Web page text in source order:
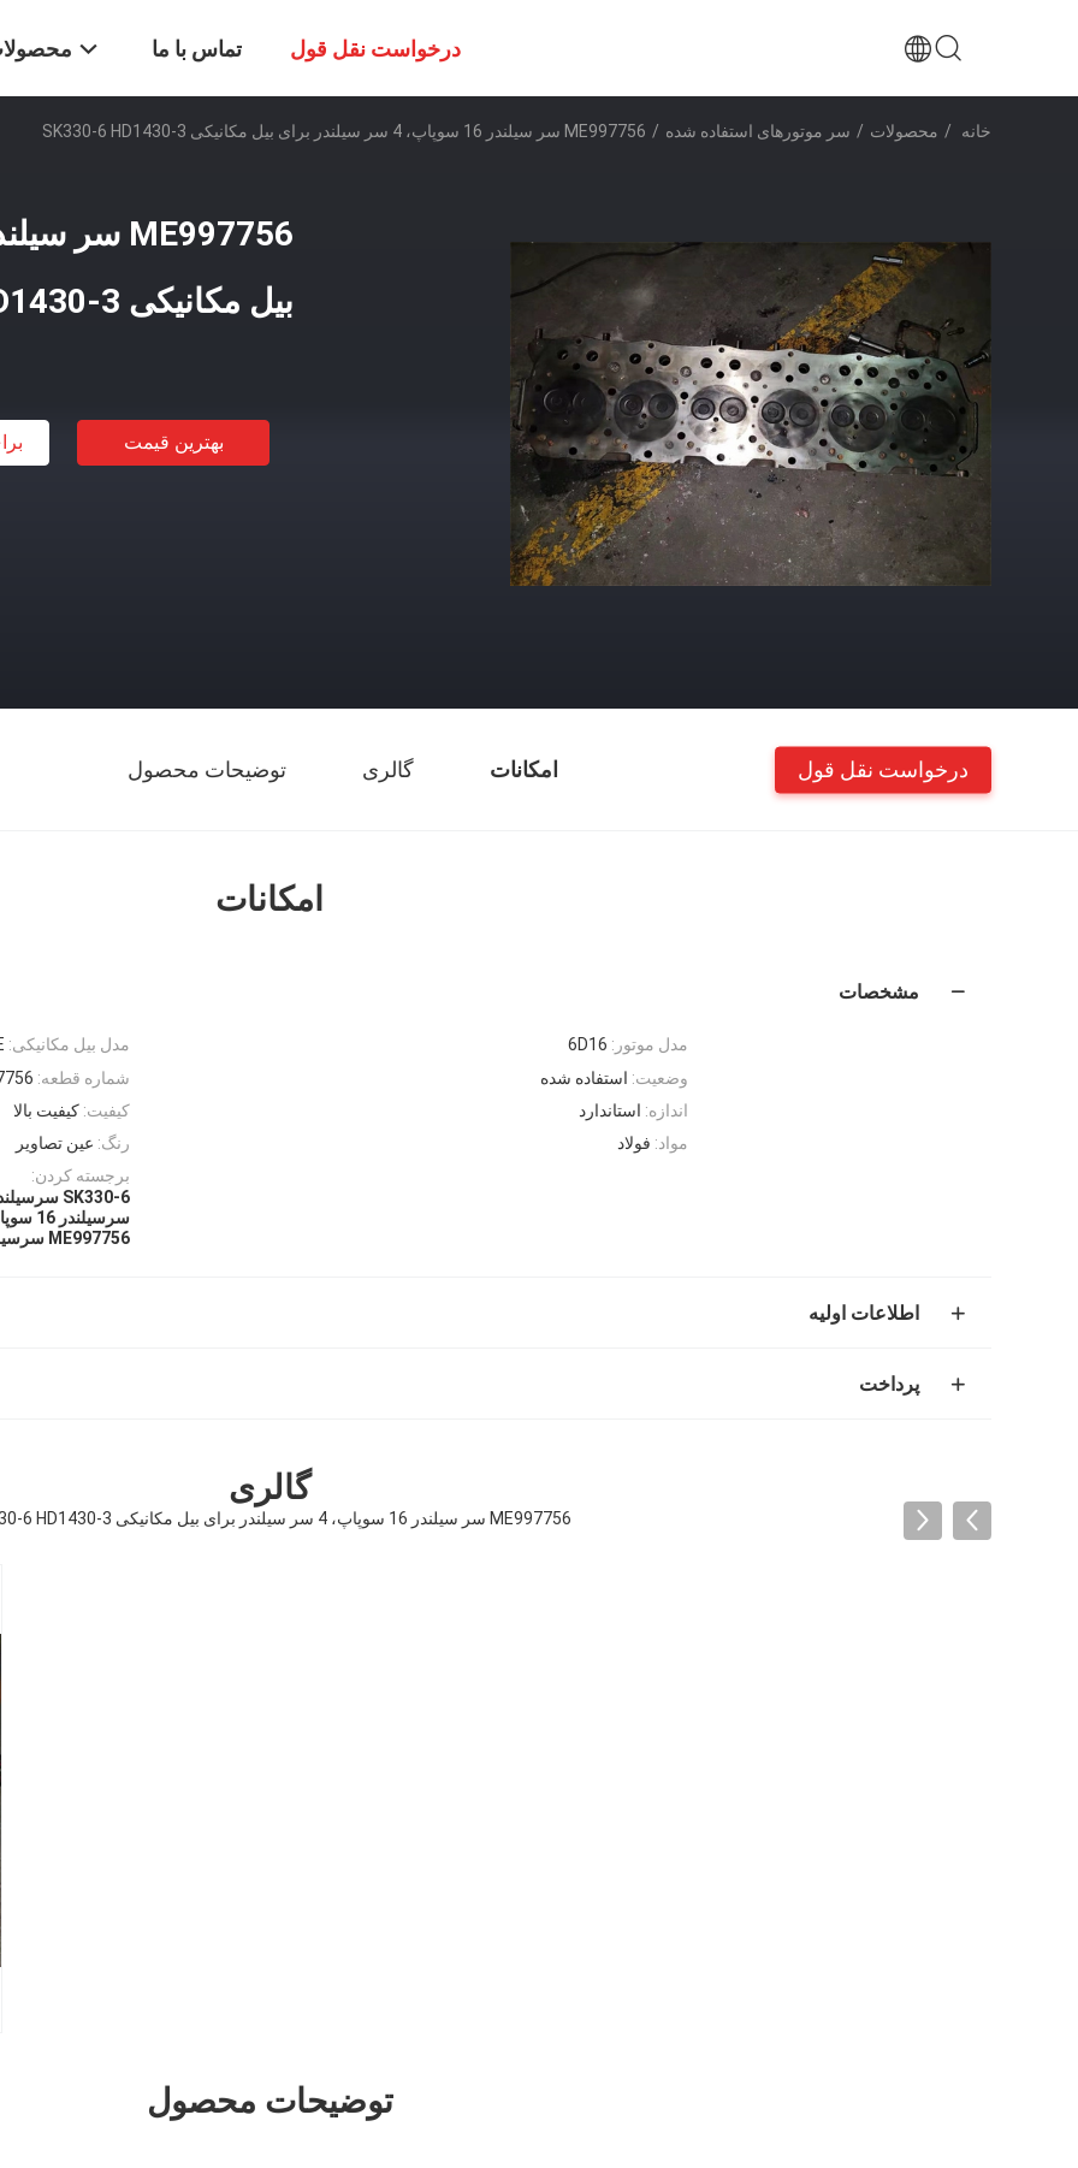
تماس با ما درخواست نقل قول
خانه / محصولات / سر موتورهای استفاده شده / ME997756 سر سیلندر 16 سوپاپ، 4 سر سیلندر برای بیل مکانیکی SK330-6 HD1430-3
بیل مکانیکی SK330-6 HD1430-3
بهترین قیمت
امکانات گالری توضیحات محصول درخواست نقل قول
امکانات
مشخصات
مدل بیل مکانیکی: مدل موتور: 6D16
شماره قطعه:
وضعیت: استفاده شده
کیفیت: کیفیت بالا اندازه: استاندارد
رنگ: عین تصاویر مواد: فولاد
برجسته کردن:
SK330-6 سرسیلندر 16 سوپاپ کارکرده
سرسیلندر 16 سوپاپ HD1430-3 سرسیلندر 16 سوپاپ
ME997756 سرسیلندر 4 سوپاپ کارکرده
اطلاعات اولیه
پرداخت
گالری
ME997756 سر سیلندر 16 سوپاپ، 4 سر سیلندر برای بیل مکانیکی SK330-6 HD1430-3
توضیحات محصول